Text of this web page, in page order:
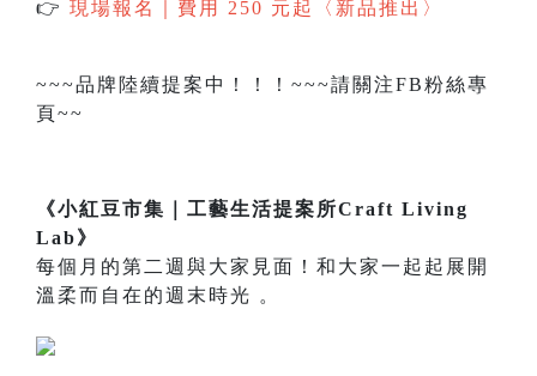
👉 現場報名｜費用 250 元起〈新品推出〉
~~~品牌陸續提案中！！！~~~請關注FB粉絲專
頁~~
《小紅豆市集｜工藝生活提案所Craft Living
Lab》
每個月的第二週與大家見面！和大家一起起展開
溫柔而自在的週末時光 。